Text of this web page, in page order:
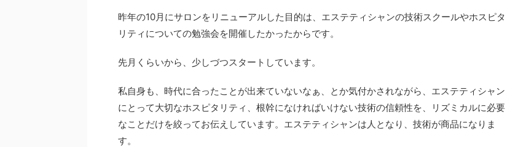
昨年の10月にサロンをリニューアルした目的は、エステティシャンの技術スクールやホスピタ
リティについての勉強会を開催したかったからです。
先月くらいから、少しづつスタートしています。
私自身も、時代に合ったことが出来ていないなぁ、とか気付かされながら、エステティシャン
にとって大切なホスピタリティ、根幹になければいけない技術の信頼性を、リズミカルに必要
なことだけを絞ってお伝えしています。エステティシャンは人となり、技術が商品になりま
す。